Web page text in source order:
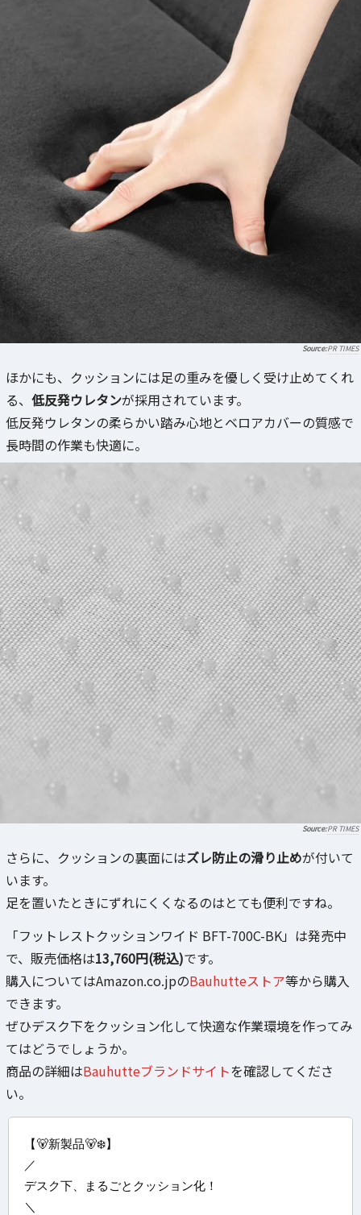
PR TIMES
ほかにも、クッションには足の重みを優しく受け止めてくれ
る、 低反発ウレタンが採用されています。
低反発ウレタンの柔らかい踏み心地とベロアカバーの質感で
長時間の作業も快適に。
PR TIMES
さらに、クッションの裏面にはズレ防止の滑り止めが付いて
います。
足を置いたときにずれにくくなるのはとても便利ですね。
「フットレストクッションワイド BFT-700C-BK」は発売中
で、販売価格は13,760円(税込)です。
購入についてはAmazon.co.jpのBauhutteストア等から購入
できます。
ぜひデスク下をクッション化して快適な作業環境を作ってみ
てはどうでしょうか。
商品の詳細はBauhutteブランドサイトを確認してくださ
い。
【🐻新製品🐻‍❄️】
／
デスク下、まるごとクッション化！
＼